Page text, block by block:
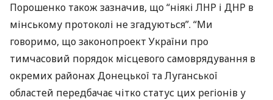
Порошенко також зазначив, що “ніякі ЛНР і ДНР в
мінському протоколі не згадуються”. “Ми
говоримо, що законопроект України про
тимчасовий порядок місцевого самоврядування в
окремих районах Донецької та Луганської
областей передбачає чітко статус цих регіонів у